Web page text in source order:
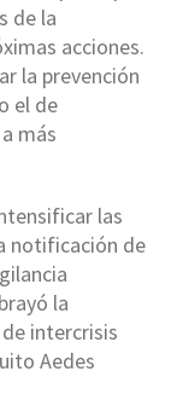
de la
acciones.
la prevención
el de
más
las
notificación de
la
intercrisis
Aedes